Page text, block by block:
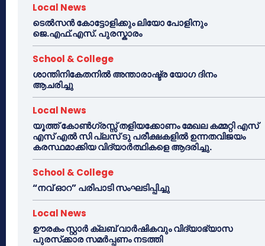
Local News
ടെൽസൻ കോട്ടോളിക്കും ലിയോ പോളിനും
ജെ.എഫ്.എസ്. പുരസ്കാരം
School & College
ശാന്തിനികേതനിൽ അന്താരാഷ്ട്ര യോഗ ദിനം
ആചരിച്ചു
Local News
യൂത്ത് കോൺഗ്രസ്സ് തളിയക്കോണം മേഖല കമ്മറ്റി എസ്
എസ് എൽ സി പ്ലസ് ടു പരീക്ഷകളിൽ ഉന്നതവിജയം
കരസ്ഥമാക്കിയ വിദ്യാർത്ഥികളെ ആദരിച്ചു.
School & College
“നവ് ഓറ” പരിപാടി സംഘടിപ്പിച്ചു
Local News
ഊരകം സ്റ്റാർ ക്ലബ് വാർഷികവും വിദ്യാഭ്യാസ
പുരസ്‌ക്കാര സമർപ്പണം നടത്തി